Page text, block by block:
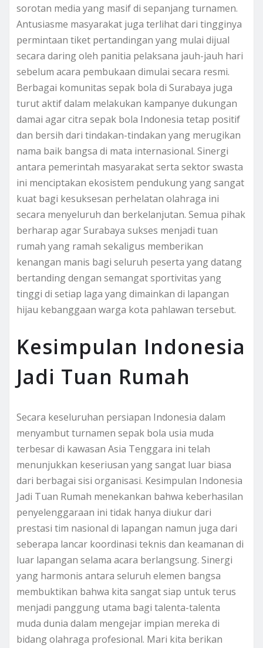
sorotan media yang masif di sepanjang turnamen.
Antusiasme masyarakat juga terlihat dari tingginya
permintaan tiket pertandingan yang mulai dijual
secara daring oleh panitia pelaksana jauh-jauh hari
sebelum acara pembukaan dimulai secara resmi.
Berbagai komunitas sepak bola di Surabaya juga
turut aktif dalam melakukan kampanye dukungan
damai agar citra sepak bola Indonesia tetap positif
dan bersih dari tindakan-tindakan yang merugikan
nama baik bangsa di mata internasional. Sinergi
antara pemerintah masyarakat serta sektor swasta
ini menciptakan ekosistem pendukung yang sangat
kuat bagi kesuksesan perhelatan olahraga ini
secara menyeluruh dan berkelanjutan. Semua pihak
berharap agar Surabaya sukses menjadi tuan
rumah yang ramah sekaligus memberikan
kenangan manis bagi seluruh peserta yang datang
bertanding dengan semangat sportivitas yang
tinggi di setiap laga yang dimainkan di lapangan
hijau kebanggaan warga kota pahlawan tersebut.
Kesimpulan Indonesia
Jadi Tuan Rumah
Secara keseluruhan persiapan Indonesia dalam
menyambut turnamen sepak bola usia muda
terbesar di kawasan Asia Tenggara ini telah
menunjukkan keseriusan yang sangat luar biasa
dari berbagai sisi organisasi. Kesimpulan Indonesia
Jadi Tuan Rumah menekankan bahwa keberhasilan
penyelenggaraan ini tidak hanya diukur dari
prestasi tim nasional di lapangan namun juga dari
seberapa lancar koordinasi teknis dan keamanan di
luar lapangan selama acara berlangsung. Sinergi
yang harmonis antara seluruh elemen bangsa
membuktikan bahwa kita sangat siap untuk terus
menjadi panggung utama bagi talenta-talenta
muda dunia dalam mengejar impian mereka di
bidang olahraga profesional. Mari kita berikan